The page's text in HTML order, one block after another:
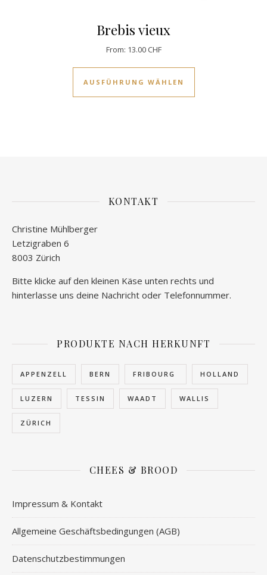
Brebis vieux
From: 13.00 CHF
AUSFÜHRUNG WÄHLEN
Dieses Produkt
KONTAKT
Christine Mühlberger
Letzigraben 6
8003 Zürich
Bitte klicke auf den kleinen Käse unten rechts und
hinterlasse uns deine Nachricht oder Telefonnummer.
PRODUKTE NACH HERKUNFT
APPENZELL BERN FRIBOURG HOLLAND
LUZERN TESSIN WAADT WALLIS
ZÜRICH
CHEES & BROOD
Impressum & Kontakt
Allgemeine Geschäftsbedingungen (AGB)
Datenschutzbestimmungen